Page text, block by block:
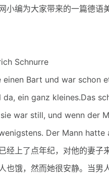
编为大家带来的一篇德语
Schnurre
Bart und war schon
ein ganz kleines.Das
war still, und wenn der
Der Mann hatte
上了点年纪，对他的妻子
也饿，然而她很安静。当男